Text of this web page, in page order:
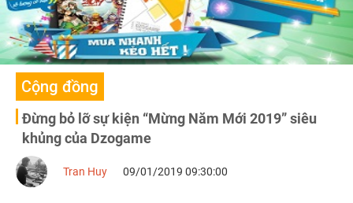
Cộng đồng
Đừng bỏ lỡ sự kiện “Mừng Năm Mới 2019” siêu
khủng của Dzogame
Tran Huy 09/01/2019 09:30:00